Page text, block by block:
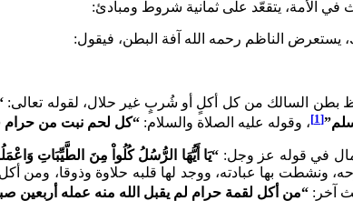
الأمة، يتقعّد على ثمانية شروط ومبادئ:
يستعرض الناظم رحمه الله آفة البطن، فيقول:
السالك من كل أكلٍ أو شُربٍ غير حلال، لقوله تعالى:
[1] ، وقوله عليه الصلاة والسلام: “كل لحم نبت من حرام
في قوله عز وجل: “يَا أَيُّهَا الرُّسُلُ كُلُواْ مِنَ الطَّيِّبَاتِ
ونشطت بها عبادته، ووجد لها قلبه حلاوة وذوقا، ومن
آخر: “من أكل لقمة حرام لم يقبل الله منه عمله أربعين